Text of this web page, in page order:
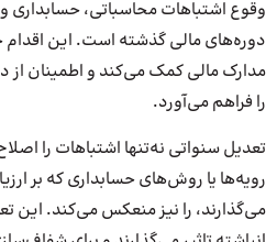
وقوع اشتباهات محاسباتی، حسابداری
دوره‌های مالی گذشته است. این
مدارک مالی کمک می‌کند و اطمینان
را فراهم می‌آورد.
تعدیل سنواتی نه‌تنها اشتباهات را
رویه‌ها یا روش‌های حسابداری که بر
می‌گذارند، را نیز منعکس می‌کند. این